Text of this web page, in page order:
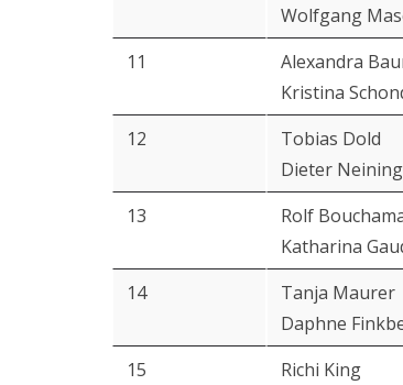
Wolfgang
11
Alexandra
Kristina
12
Tobias Dold
Dieter
13
Rolf
Katharina
14
Tanja Maurer
Daphne
15
Richi King